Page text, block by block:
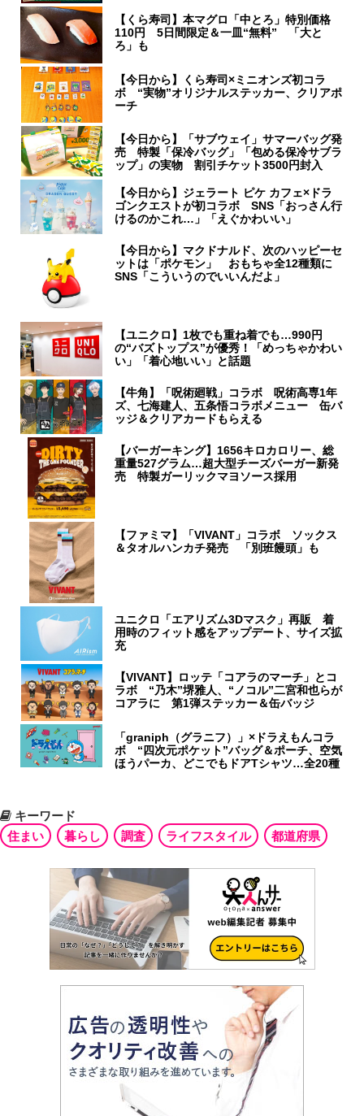
【くら寿司】本マグロ「中とろ」特別価格
110円 5日間限定＆一皿“無料” 「大と
ろ」も
【今日から】くら寿司×ミニオンズ初コラ
ボ “実物”オリジナルステッカー、クリアポ
ーチ
【今日から】「サブウェイ」サマーバッグ発
売 特製「保冷バッグ」「包める保冷サブラ
ップ」の実物 割引チケット3500円封入
【今日から】ジェラート ピケ カフェ×ドラ
ゴンクエストが初コラボ SNS「おっさん行
けるのかこれ…」「えぐかわいい」
【今日から】マクドナルド、次のハッピーセ
ットは「ポケモン」 おもちゃ全12種類に
SNS「こういうのでいいんだよ」
【ユニクロ】1枚でも重ね着でも…990円
の“バズトップス”が優秀！「めっちゃかわい
い」「着心地いい」と話題
【牛角】「呪術廻戦」コラボ 呪術高専1年
ズ、七海建人、五条悟コラボメニュー 缶バ
ッジ＆クリアカードもらえる
【バーガーキング】1656キロカロリー、総
重量527グラム…超大型チーズバーガー新発
売 特製ガーリックマヨソース採用
【ファミマ】「VIVANT」コラボ ソックス
＆タオルハンカチ発売 「別班饅頭」も
ユニクロ「エアリズム3Dマスク」再販 着
用時のフィット感をアップデート、サイズ拡
充
【VIVANT】ロッテ「コアラのマーチ」とコ
ラボ “乃木”堺雅人、“ノコル”二宮和也らが
コアラに 第1弾ステッカー＆缶バッジ
「graniph（グラニフ）」×ドラえもんコラ
ボ “四次元ポケット”バッグ＆ポーチ、空気
ほうパーカ、どこでもドアTシャツ…全20種
キーワード
住まい
暮らし 調査 ライフスタイル 都道府県